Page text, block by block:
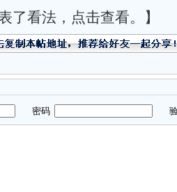
了看法，点击查看。】
密码 验